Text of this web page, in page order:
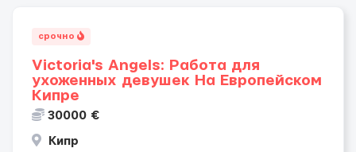
срочно
Victoria's Angels: Работа для
ухоженных девушек На Европейском
Кипре
30000 €
Кипр